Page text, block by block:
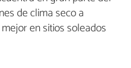
de clima seco a
en sitios soleados